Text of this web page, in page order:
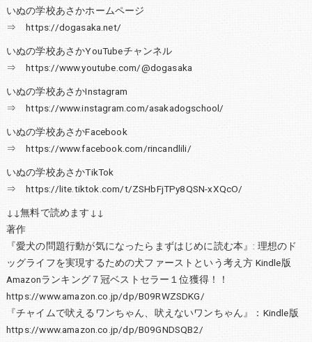
いぬの学校あさかホームページ
⇒ https://dogasaka.net/
いぬの学校あさかYouTubeチャンネル
⇒ https://www.youtube.com/@dogasaka
いぬの学校あさかInstagram
⇒ https://www.instagram.com/asakadogschool/
いぬの学校あさかFacebook
⇒ https://www.facebook.com/rincandlili/
いぬの学校あさかTikTok
⇒ https://lite.tiktok.com/t/ZSHbFjTPy8QSN-xXQcO/
↓↓無料で読めます↓↓
著作
『愛犬の問題行動が気になったらまずはじめに読む本』: 理想のド
ッグライフを実現するための犬ファーストという考え方 Kindle版
Amazonランキング７冠ベストセラー１位獲得！！
https://www.amazon.co.jp/dp/B09RWZSDKG/
『チャイムで吠えるワンちゃん、吠えないワンちゃん』：Kindle版
https://www.amazon.co.jp/dp/B09GNDSQB2/